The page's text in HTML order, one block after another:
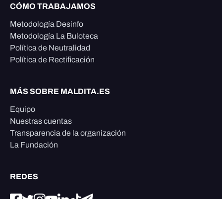
CÓMO TRABAJAMOS
Metodología Desinfo
Metodología La Buloteca
Política de Neutralidad
Política de Rectificación
MÁS SOBRE MALDITA.ES
Equipo
Nuestras cuentas
Transparencia de la organización
La Fundación
REDES